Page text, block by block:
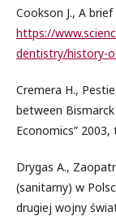
Cookson J., A
https://
dentistry/history-
Cremera H.,
between
Economics” 2003,
Drygas A.,
(sanitarny) w
drugiej wojny